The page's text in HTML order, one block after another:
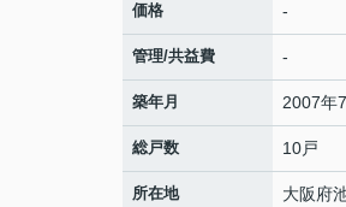
価格 -
管理/共益費 -
築年月 2007年
総戸数 10戸
所在地 大阪府